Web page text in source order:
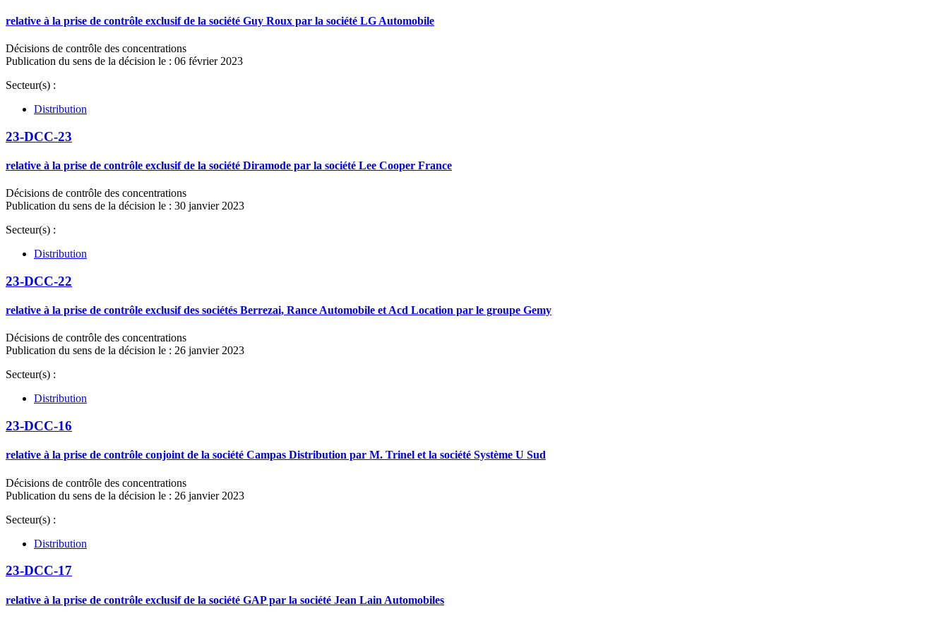
relative à la prise de contrôle exclusif de la société Guy Roux par la société LG Automobile
Décisions de contrôle des concentrations
Publication du sens de la décision le : 06 février 2023
Secteur(s) :
Distribution
23-DCC-23
relative à la prise de contrôle exclusif de la société Diramode par la société Lee Cooper France
Décisions de contrôle des concentrations
Publication du sens de la décision le : 30 janvier 2023
Secteur(s) :
Distribution
23-DCC-22
relative à la prise de contrôle exclusif des sociétés Berrezai, Rance Automobile et Acd Location par le groupe Gemy
Décisions de contrôle des concentrations
Publication du sens de la décision le : 26 janvier 2023
Secteur(s) :
Distribution
23-DCC-16
relative à la prise de contrôle conjoint de la société Campas Distribution par M. Trinel et la société Système U Sud
Décisions de contrôle des concentrations
Publication du sens de la décision le : 26 janvier 2023
Secteur(s) :
Distribution
23-DCC-17
relative à la prise de contrôle exclusif de la société GAP par la société Jean Lain Automobiles